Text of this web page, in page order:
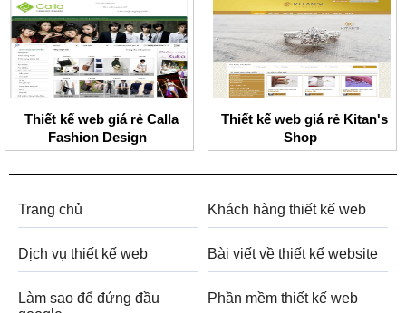
Thiết kế web giá rẻ Calla
Fashion Design
Thiết kế web giá rẻ Kitan's
Shop
Trang chủ Khách hàng thiết kế web
Dịch vụ thiết kế web Bài viết về thiết kế website
Làm sao để đứng đầu
Phần mềm thiết kế web